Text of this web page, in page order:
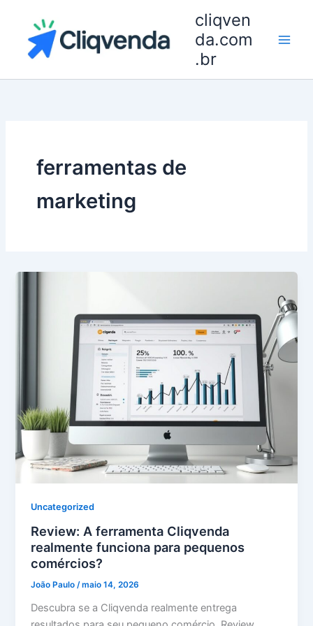
conteúdo
cliqven
da.com
.br
ferramentas de
marketing
Uncategorized
Review: A ferramenta Cliqvenda
realmente funciona para pequenos
comércios?
João Paulo/maio 14, 2026
Descubra se a Cliqvenda realmente entrega